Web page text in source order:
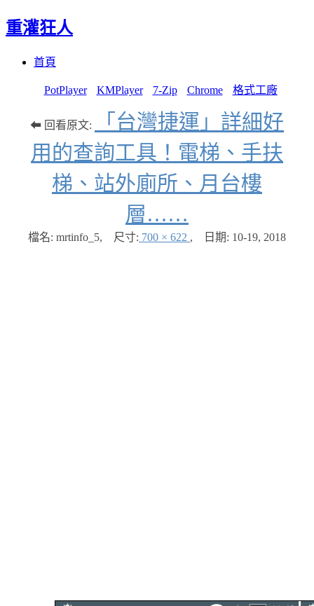
重灌狂人
首頁
PotPlayer KMPlayer 7-Zip Chrome 格式工廠
⬅ 回看原文:
「台灣捷運」詳細好
用的查詢工具！電梯、手扶
梯、站外廁所、月台樓
層……
檔名: mrtinfo_5, 尺寸: 700 × 622 , 日期: 10-19, 2018